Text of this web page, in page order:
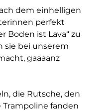
dem einhelligen
perfekt
Boden ist Lava“ zu
sie bei unserem
gaaaanz
die Rutsche, den
fanden